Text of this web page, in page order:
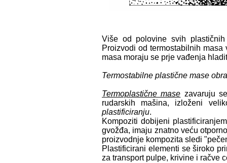
Više od polovine svih
Proizvodi od termostabilnih
masa moraju se prje vađenja
Termostabilne plastične mase
Termoplastične mase zavaruju
rudarskih mašina, izloženi
plastificiranju.
Kompoziti dobijeni
gvožđa, imaju znatno veću
proizvodnje kompozita sledi
Plastificirani elementi se široko
za transport pulpe, krivine i račve